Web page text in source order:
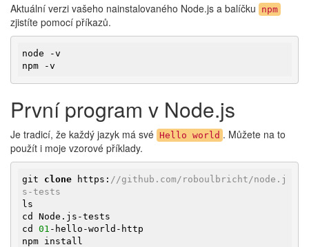
Aktuální verzi vašeho nainstalovaného Node.js a balíčku npm
zjistíte pomocí příkazů.
node -v
npm -v
První program v Node.js
Je tradicí, že každý jazyk má své Hello world . Můžete na to
použít i moje vzorové příklady.
git clone https: //github.com/roboulbricht/node.j
s-tests
ls
cd Node.js-tests
cd 01 -hello-world-http
npm install